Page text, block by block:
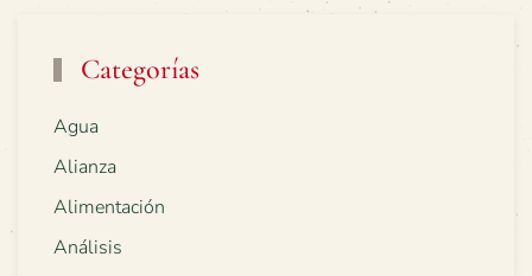
Categorías
Agua
Alianza
Alimentación
Análisis